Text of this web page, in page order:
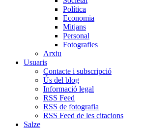
Política
Economia
Mitjans
Personal
Fotografies
Arxiu
Usuaris
Contacte i subscripció
Ús del blog
Informació legal
RSS Feed
RSS de fotografia
RSS Feed de les citacions
Salze